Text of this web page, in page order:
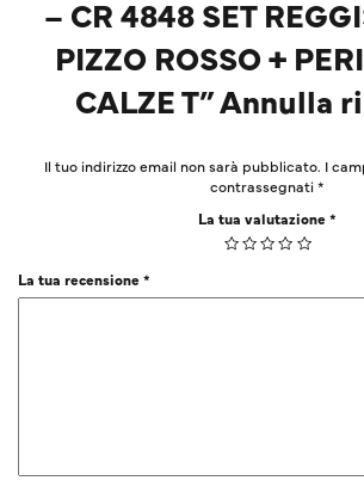
– CR 4848 SET
PIZZO ROSSO +
CALZE T” Annulla
Il tuo indirizzo email non sarà pubblicato. I
contrassegnati*
La tua valutazione*
La tua recensione*